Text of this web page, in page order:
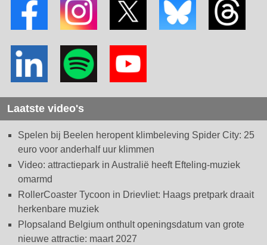
Laatste video's
Spelen bij Beelen heropent klimbeleving Spider City: 25
euro voor anderhalf uur klimmen
Video: attractiepark in Australië heeft Efteling-muziek
omarmd
RollerCoaster Tycoon in Drievliet: Haags pretpark draait
herkenbare muziek
Plopsaland Belgium onthult openingsdatum van grote
nieuwe attractie: maart 2027